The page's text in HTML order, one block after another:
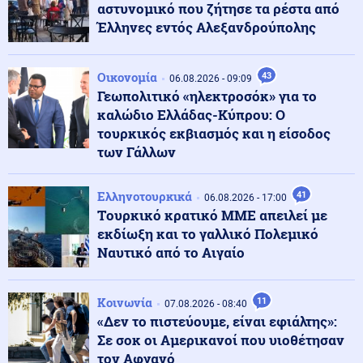
Κοινωνία
ΥΠΑΑΤ: Επιπλέον 12,5 εκατ. ευρώ στις Περιφέρειες για
την ενίσχυση της βιοασφάλειας
ΗΠΑ 07.08.2026 - 16:28
Ξεμένουν και από σύγχρονα υποβρύχια οι ΗΠΑ μετά
την απόσυρση του κλάσης Los Angeles υποβρυχίου
USS San Juan
Κόσμος 07.08.2026 - 16:15
Συναγερμός στις αμερικανικές μυστικές υπηρεσίες:
Πιθανό περιορισμένο πλήγμα της Μόσχας σε μέλος
του ΝΑΤΟ
Ρωσία 07.08.2026 - 16:01
Πράσινο φως από τον Πούτιν για την πώληση του
κρατικού 30,4% στο μεγαλύτερο αεροδρόμιο της
Μόσχας
αστυνομικό που ζήτησε τα ρέστα από
Έλληνες εντός Αλεξανδρούπολης
Οικονομία 06.08.2026 - 09:09 43
Γεωπολιτικό «ηλεκτροσόκ» για το
καλώδιο Ελλάδας-Κύπρου: Ο
τουρκικός εκβιασμός και η είσοδος
των Γάλλων
Ελληνοτουρκικά 06.08.2026 - 17:00 41
Tουρκικό κρατικό ΜΜΕ απειλεί με
εκδίωξη και το γαλλικό Πολεμικό
Ναυτικό από το Αιγαίο
Κοινωνία 07.08.2026 - 08:40 11
«Δεν το πιστεύουμε, είναι εφιάλτης»:
Σε σοκ οι Αμερικανοί που υιοθέτησαν
τον Αφγανό